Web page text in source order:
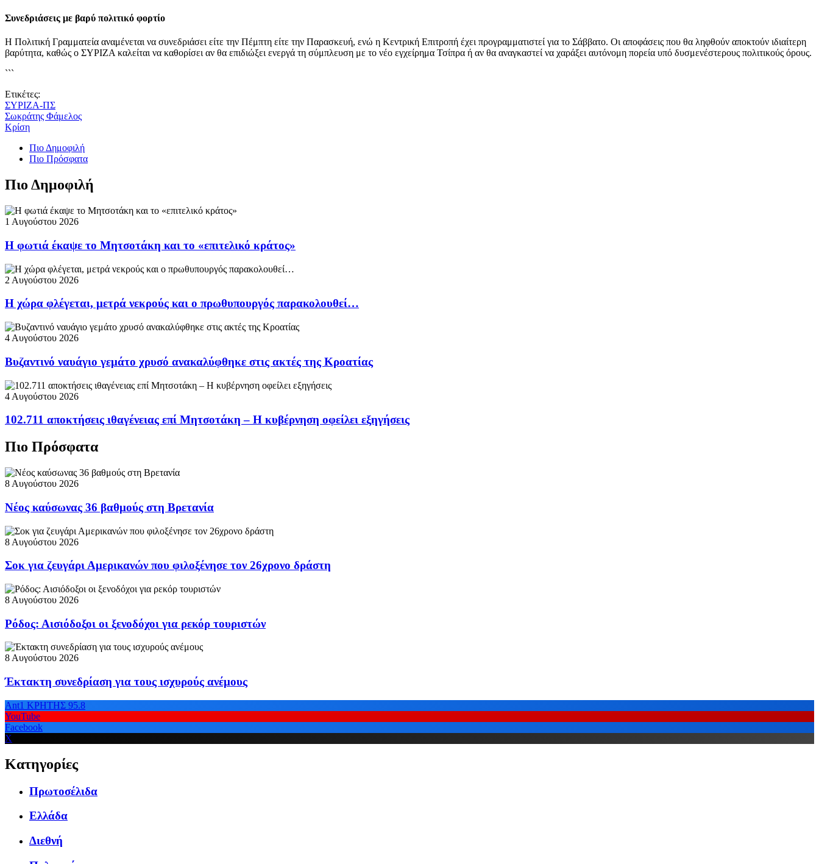
Συνεδριάσεις με βαρύ πολιτικό φορτίο
Η Πολιτική Γραμματεία αναμένεται να συνεδριάσει είτε την Πέμπτη είτε την Παρασκευή, ενώ η Κεντρική Επιτροπή έχει προγραμματιστεί για το Σάββατο. Οι αποφάσεις που θα ληφθούν αποκτούν ιδιαίτερη
βαρύτητα, καθώς ο ΣΥΡΙΖΑ καλείται να καθορίσει αν θα επιδιώξει ενεργά τη σύμπλευση με το νέο εγχείρημα Τσίπρα ή αν θα αναγκαστεί να χαράξει αυτόνομη πορεία υπό δυσμενέστερους πολιτικούς όρους.
```
Ετικέτες:
ΣΥΡΙΖΑ-ΠΣ
Σωκράτης Φάμελος
Κρίση
Πιο Δημοφιλή
Πιο Πρόσφατα
Πιο Δημοφιλή
1 Αυγούστου 2026
Η φωτιά έκαψε το Μητσοτάκη και το «επιτελικό κράτος»
2 Αυγούστου 2026
Η χώρα φλέγεται, μετρά νεκρούς και ο πρωθυπουργός παρακολουθεί…
4 Αυγούστου 2026
Βυζαντινό ναυάγιο γεμάτο χρυσό ανακαλύφθηκε στις ακτές της Κροατίας
4 Αυγούστου 2026
102.711 αποκτήσεις ιθαγένειας επί Μητσοτάκη – Η κυβέρνηση οφείλει εξηγήσεις
Πιο Πρόσφατα
8 Αυγούστου 2026
Νέος καύσωνας 36 βαθμούς στη Βρετανία
8 Αυγούστου 2026
Σοκ για ζευγάρι Αμερικανών που φιλοξένησε τον 26χρονο δράστη
8 Αυγούστου 2026
Ρόδος: Αισιόδοξοι οι ξενοδόχοι για ρεκόρ τουριστών
8 Αυγούστου 2026
Έκτακτη συνεδρίαση για τους ισχυρούς ανέμους
Ant1 ΚΡΗΤΗΣ 95.8
YouTube
Facebook
X
Κατηγορίες
Πρωτοσέλιδα
Ελλάδα
Διεθνή